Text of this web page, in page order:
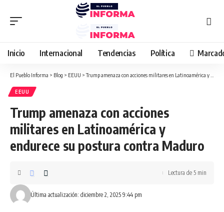
Inicio Internacional Tendencias Política
El Pueblo Informa > Blog > EEUU >Trump amenaza con acciones militares en Latinoamérica y endurece su postura contra Maduro
EEUU
Trump amenaza con acciones
militares en Latinoamérica y
endurece su postura contra Maduro
Última actualización: diciembre 2, 2025 9:44 pm
Lectura de 5 min